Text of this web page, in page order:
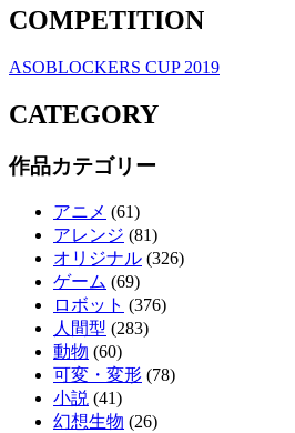
COMPETITION
ASOBLOCKERS CUP 2019
CATEGORY
作品カテゴリー
アニメ (61)
アレンジ (81)
オリジナル (326)
ゲーム (69)
ロボット (376)
人間型 (283)
動物 (60)
可変・変形 (78)
小説 (41)
幻想生物 (26)